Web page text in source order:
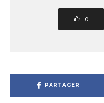
0
PARTAGER